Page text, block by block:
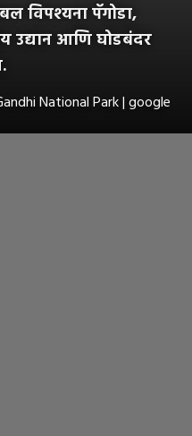
विपश्यना पॅगोडा,
उद्यान आणि घोडबंदर
National Park | google